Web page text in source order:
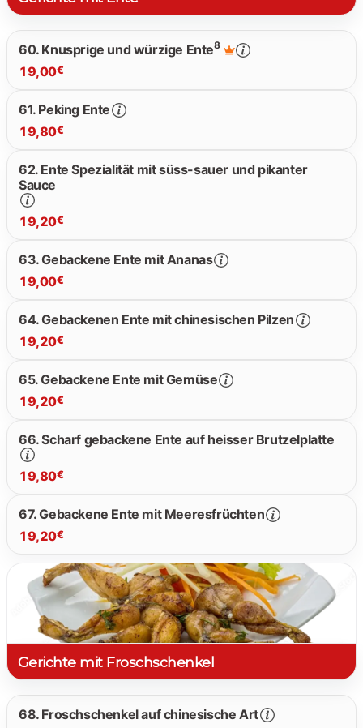
60. Knusprige und würzige Ente8
19,00€
61. Peking Ente
19,80€
62. Ente Spezialität mit süss-sauer und pikanter
Sauce
19,20€
63. Gebackene Ente mit Ananas
19,00€
64. Gebackenen Ente mit chinesischen Pilzen
19,20€
65. Gebackene Ente mit Gemüse
19,20€
66. Scharf gebackene Ente auf heisser Brutzelplatte
19,80€
67. Gebackene Ente mit Meeresfrüchten
19,20€
19.20 €
Gerichte mit Froschschenkel
68. Froschschenkel auf chinesische Art